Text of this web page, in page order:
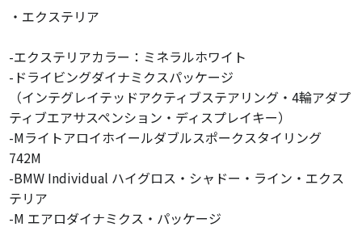
・エクステリア
-エクステリアカラー：ミネラルホワイト
-ドライビングダイナミクスパッケージ
（インテグレイテッドアクティブステアリング・4輪アダプ
ティブエアサスペンション・ディスプレイキー）
-Mライトアロイホイールダブルスポークスタイリング
742M
-BMW Individual ハイグロス・シャドー・ライン・エクス
テリア
-M エアロダイナミクス・パッケージ